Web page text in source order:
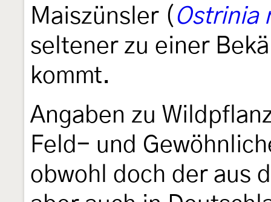
Maiszünsler ( Ostrinia
seltener zu einer
kommt.
Angaben zu
Feld- und
obwohl doch der aus